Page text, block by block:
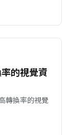
的視覺資
轉換率的視覺